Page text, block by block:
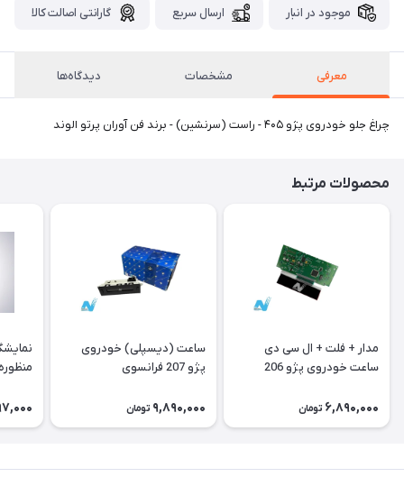
موجود در انبار ارسال سریع گارانتی اصالت کالا
معرفی مشخصات دیدگاه‌ها
چراغ جلو خودروی پژو ۴۰۵ - راست (سرنشین) - برند فن آوران پرتو الوند
محصولات مرتبط
مدار + فلت + ال سی دی
ساعت خودروی پژو 206
6,890,000 تومان
ساعت (دیسپلی) خودروی
پژو 207 فرانسوی
9,890,000 تومان